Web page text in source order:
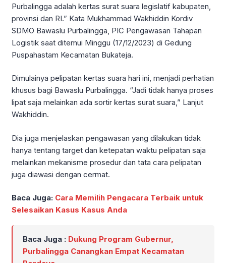
Purbalingga adalah kertas surat suara legislatif kabupaten,
provinsi dan RI.” Kata Mukhammad Wakhiddin Kordiv
SDMO Bawaslu Purbalingga, PIC Pengawasan Tahapan
Logistik saat ditemui Minggu (17/12/2023) di Gedung
Puspahastam Kecamatan Bukateja.
Dimulainya pelipatan kertas suara hari ini, menjadi perhatian
khusus bagi Bawaslu Purbalingga. “Jadi tidak hanya proses
lipat saja melainkan ada sortir kertas surat suara,” Lanjut
Wakhiddin.
Dia juga menjelaskan pengawasan yang dilakukan tidak
hanya tentang target dan ketepatan waktu pelipatan saja
melainkan mekanisme prosedur dan tata cara pelipatan
juga diawasi dengan cermat.
Baca Juga: Cara Memilih Pengacara Terbaik untuk
Selesaikan Kasus Kasus Anda
Baca Juga : Dukung Program Gubernur,
Purbalingga Canangkan Empat Kecamatan